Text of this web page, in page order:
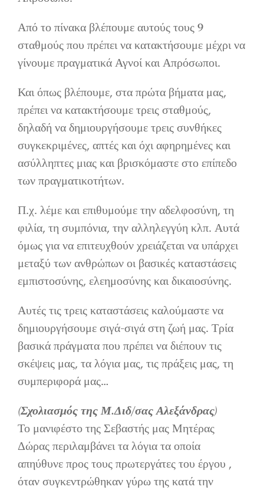
Από το πίνακα βλέπουμε αυτούς τους 9
σταθμούς που πρέπει να κατακτήσουμε μέχρι να
γίνουμε πραγματικά Αγνοί και Απρόσωποι.
Και όπως βλέπουμε, στα πρώτα βήματα μας,
πρέπει να κατακτήσουμε τρεις σταθμούς,
δηλαδή να δημιουργήσουμε τρεις συνθήκες
συγκεκριμένες, απτές και όχι αφηρημένες και
ασύλληπτες μιας και βρισκόμαστε στο επίπεδο
των πραγματικοτήτων.
Π.χ. λέμε και επιθυμούμε την αδελφοσύνη, τη
φιλία, τη συμπόνια, την αλληλεγγύη κλπ. Αυτά
όμως για να επιτευχθούν χρειάζεται να υπάρχει
μεταξύ των ανθρώπων οι βασικές καταστάσεις
εμπιστοσύνης, ελεημοσύνης και δικαιοσύνης.
Αυτές τις τρεις καταστάσεις καλούμαστε να
δημιουργήσουμε σιγά-σιγά στη ζωή μας. Τρία
βασικά πράγματα που πρέπει να διέπουν τις
σκέψεις μας, τα λόγια μας, τις πράξεις μας, τη
συμπεριφορά μας…
(Σχολιασμός της Μ.Διδ/σας Αλεξάνδρας)
Το μανιφέστο της Σεβαστής μας Μητέρας
Δώρας περιλαμβάνει τα λόγια τα οποία
απηύθυνε προς τους πρωτεργάτες του έργου ,
όταν συγκεντρώθηκαν γύρω της κατά την